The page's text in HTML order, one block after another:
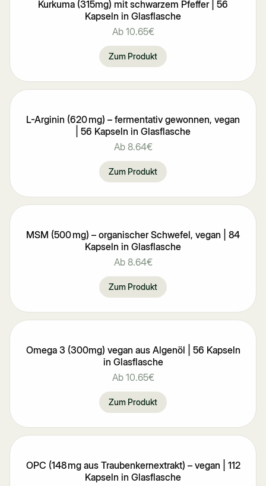
Kurkuma (315mg) mit schwarzem Pfeffer | 56
Kapseln in Glasflasche
Ab 10.65€
Zum Produkt
L-Arginin (620 mg) – fermentativ gewonnen, vegan
| 56 Kapseln in Glasflasche
Ab 8.64€
Zum Produkt
MSM (500 mg) – organischer Schwefel, vegan | 84
Kapseln in Glasflasche
Ab 8.64€
Zum Produkt
Omega 3 (300mg) vegan aus Algenöl | 56 Kapseln
in Glasflasche
Ab 10.65€
Zum Produkt
OPC (148 mg aus Traubenkernextrakt) – vegan | 112
Kapseln in Glasflasche